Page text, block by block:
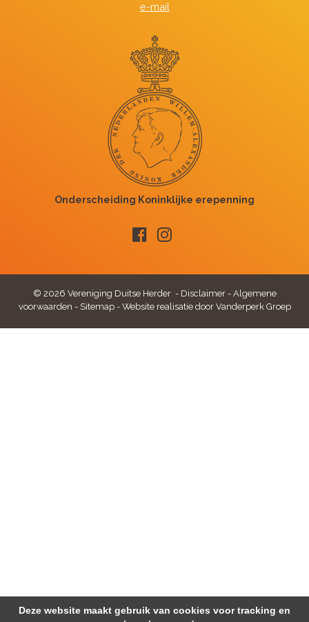
e-mail
© 2026 Vereniging Duitse Herder - Disclaimer- Algemene
voorwaarden - Sitemap- Website realisatie door Vanderperk Groep
Deze website maakt gebruik van cookies voor tracking en